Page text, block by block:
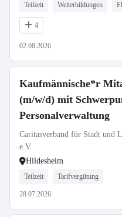
Teilzeit Weiterbildungen
4
02.08.2026
Kaufmännische*r
(m/w/d) mit
Personalverwaltung
Caritasverband für Stadt und
e.V.
Hildesheim
Teilzeit Tarifvergütung
28.07.2026